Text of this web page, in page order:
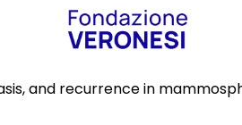
and recurrence in